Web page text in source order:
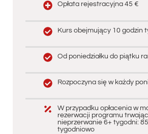
Opłata rejestracyjna 45 €
Kurs obejmujący 10 godzin
Od poniedziałku do piątku
Rozpoczyna się w każdy
W przypadku opłacenia w
rezerwacji programu
nieprzerwanie 6+ tygodni:
tygodniowo